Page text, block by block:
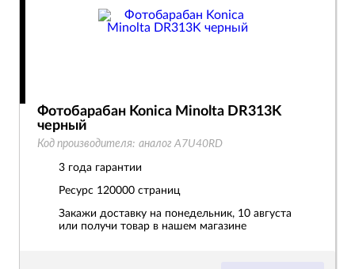
Фотобарабан Konica Minolta DR313K
черный
Код производителя: аналог A7U40RD
3 года гарантии
Ресурс 120000 страниц
Закажи доставку на понедельник, 10 августа
или получи товар в нашем магазине